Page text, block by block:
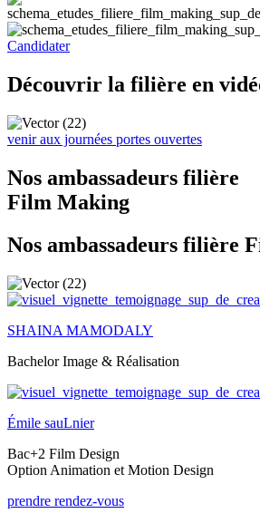
Candidater
Découvrir la filière en
venir aux journées portes ouvertes
Nos ambassadeurs filière
Film Making
Nos ambassadeurs filière
SHAINA MAMODALY
Bachelor Image & Réalisation
Émile sauLnier
Bac+2 Film Design
Option Animation et Motion Design
prendre rendez-vous